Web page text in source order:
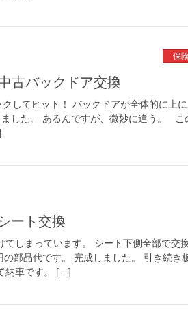
保
古バックドア交換
してヒット！ バックドアが全体的に上
した。 あるんですが、微妙に違う。 こ
ート交換
しまっています。 シート下側全部で交
部品代です。 完成しました。 引き続き
納車です。 […]